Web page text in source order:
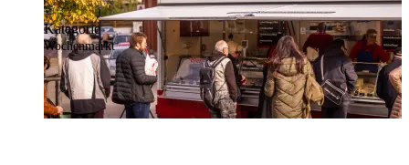
Kategorie
Wochenmarkt